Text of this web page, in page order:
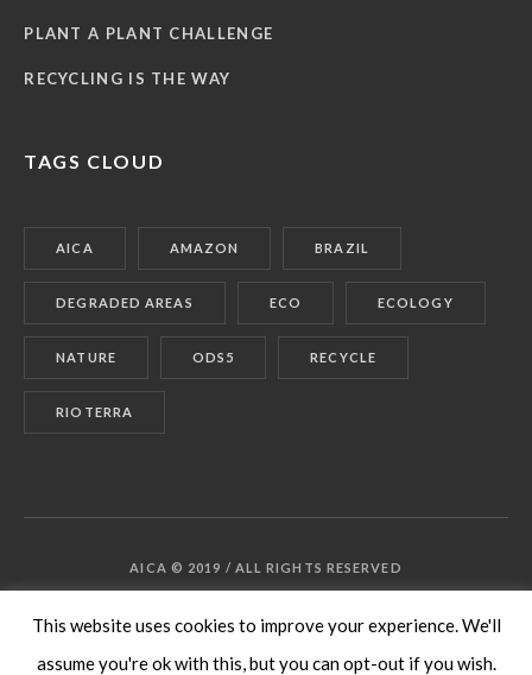
PLANT A PLANT CHALLENGE
RECYCLING IS THE WAY
TAGS CLOUD
AICA AMAZON BRAZIL
DEGRADED AREAS ECO ECOLOGY
NATURE ODS5 RECYCLE
RIOTERRA
AICA © 2019 / ALL RIGHTS RESERVED
This website uses cookies to improve your experience. We'll
assume you're ok with this, but you can opt-out if you wish.